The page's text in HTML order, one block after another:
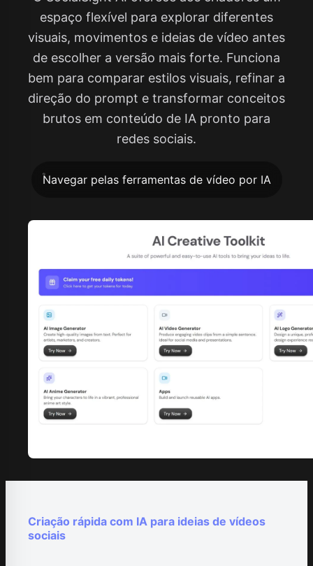
espaço flexível para explorar diferentes
visuais, movimentos e ideias de vídeo antes
de escolher a versão mais forte. Funciona
bem para comparar estilos visuais, refinar a
direção do prompt e transformar conceitos
brutos em conteúdo de IA pronto para
redes sociais.
Navegar pelas ferramentas de vídeo por IA
Criação rápida com IA para ideias de vídeos
sociais